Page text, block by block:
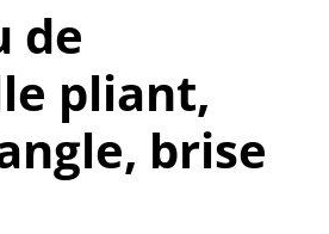
de
pliant,
brise